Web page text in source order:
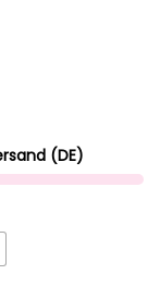
(DE)